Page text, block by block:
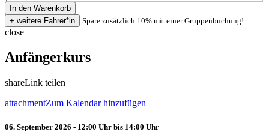
Spare zusätzlich 10% mit einer Gruppenbuchung!
close
Anfängerkurs
shareLink teilen
attachmentZum Kalendar hinzufügen
06. September 2026 - 12:00 Uhr bis 14:00 Uhr